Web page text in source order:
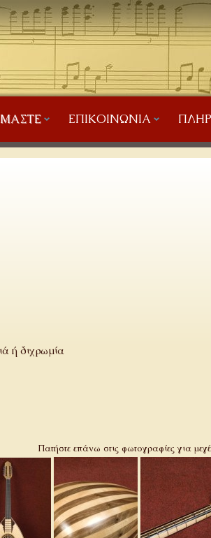
ΕΠΙΚΟΙΝΩΝΊΑ
ή διχρωμία
Πατήστε επάνω στις φωτογραφίες για